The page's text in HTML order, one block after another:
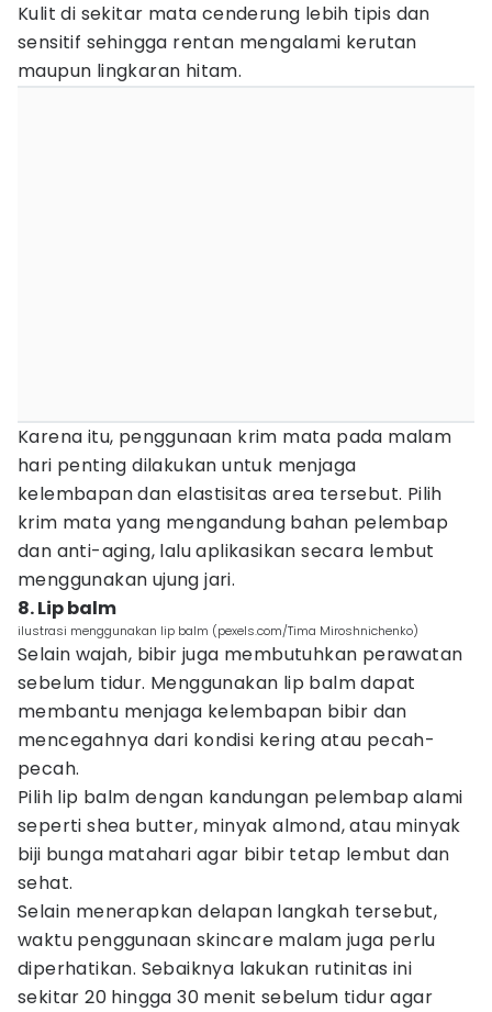
Kulit di sekitar mata cenderung lebih tipis dan
sensitif sehingga rentan mengalami kerutan
maupun lingkaran hitam.
Karena itu, penggunaan krim mata pada malam
hari penting dilakukan untuk menjaga
kelembapan dan elastisitas area tersebut. Pilih
krim mata yang mengandung bahan pelembap
dan anti-aging, lalu aplikasikan secara lembut
menggunakan ujung jari.
8. Lip balm
ilustrasi menggunakan lip balm (pexels.com/Tima Miroshnichenko)
Selain wajah, bibir juga membutuhkan perawatan
sebelum tidur. Menggunakan lip balm dapat
membantu menjaga kelembapan bibir dan
mencegahnya dari kondisi kering atau pecah-
pecah.
Pilih lip balm dengan kandungan pelembap alami
seperti shea butter, minyak almond, atau minyak
biji bunga matahari agar bibir tetap lembut dan
sehat.
Selain menerapkan delapan langkah tersebut,
waktu penggunaan skincare malam juga perlu
diperhatikan. Sebaiknya lakukan rutinitas ini
sekitar 20 hingga 30 menit sebelum tidur agar